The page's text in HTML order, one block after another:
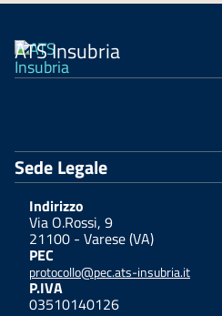
ATS Insubria
Sede Legale
Indirizzo
Via O.Rossi, 9
21100 - Varese (VA)
PEC
protocollo@pec.ats-insubria.it
P.IVA
03510140126